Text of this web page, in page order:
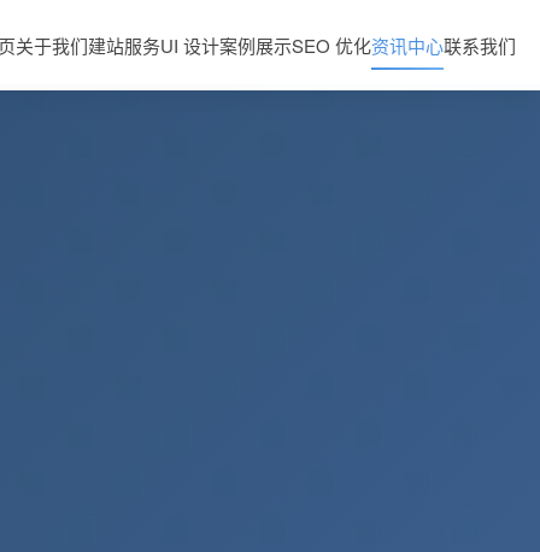
关于我们建站服务UI 设计案例展示SEO 优化资讯中心联系我们